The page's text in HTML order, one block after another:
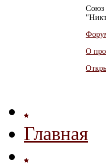
Союз
О
Главная